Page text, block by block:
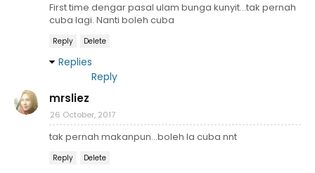
First time dengar pasal ulam bunga kunyit...tak pernah
cuba lagi. Nanti boleh cuba
Reply Delete
Replies
Reply
mrsliez
26 October, 2017
tak pernah makanpun...boleh la cuba nnt
Reply Delete